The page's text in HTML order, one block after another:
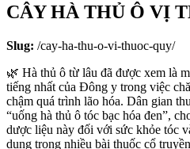
CÂY HÀ THỦ Ô VỊ
Slug: /cay-ha-thu-o-vi-thuoc-quy/
🌿 Hà thủ ô từ lâu đã được xem là
tiếng nhất của Đông y trong việc
chậm quá trình lão hóa. Dân gian
“uống hà thủ ô tóc bạc hóa đen”,
dược liệu này đối với sức khỏe tóc
dụng trong nhiều bài thuốc cổ